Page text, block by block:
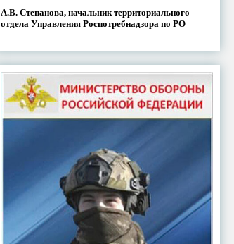
А.В. Степанова, начальник территориального
отдела Управления Роспотребнадзора по РО